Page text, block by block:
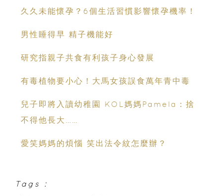
久久未能懷孕？6個生活習慣影響懷孕機率！
男性睡得早 精子機能好
研究指親子共食有利孩子身心發展
有毒植物要小心！大馬女孩誤食萬年青中毒
兒子即將入讀幼稚園 KOL媽媽Pamela：捨
不得他長大……
愛笑媽媽的煩惱 笑出法令紋怎麼辦？
Tags :